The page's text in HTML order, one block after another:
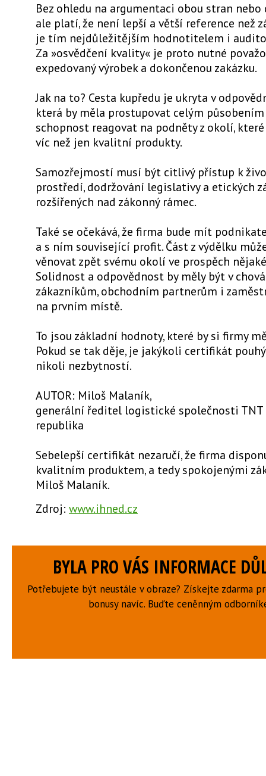
Bez ohledu na argumentaci obou stran
ale platí, že není lepší a větší reference než
je tím nejdůležitějším hodnotitelem i
Za »osvědčení kvality« je proto nutné
expedovaný výrobek a dokončenou zakázku.
Jak na to? Cesta kupředu je ukryta v
která by měla prostupovat celým
schopnost reagovat na podněty z okolí,
víc než jen kvalitní produkty.
Samozřejmostí musí být citlivý přístup k
prostředí, dodržování legislativy a etických
rozšířených nad zákonný rámec.
Také se očekává, že firma bude mít
a s ním související profit. Část z výdělku
věnovat zpět svému okolí ve prospěch
Solidnost a odpovědnost by měly být v
zákazníkům, obchodním partnerům i
na prvním místě.
To jsou základní hodnoty, které by si firmy
Pokud se tak děje, je jakýkoli certifikát
nikoli nezbytností.
AUTOR: Miloš Malaník,
generální ředitel logistické společnosti TNT
republika
Sebelepší certifikát nezaručí, že firma
kvalitním produktem, a tedy spokojenými
Miloš Malaník.
Zdroj: www.ihned.cz
BYLA PRO VÁS INFORMACE
Potřebujete být neustále v obraze? Získejte zdarma
bonusy navíc. Buďte ceněnným